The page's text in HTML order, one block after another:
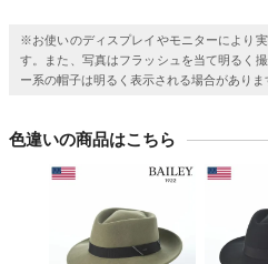
※お使いのディスプレイやモニターにより
す。また、写真はフラッシュを当て明るく
ー系の帽子は明るく表示される場合がありま
色違いの商品はこちら